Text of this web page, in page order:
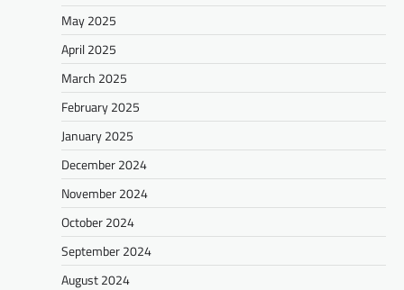
May 2025
April 2025
March 2025
February 2025
January 2025
December 2024
November 2024
October 2024
September 2024
August 2024